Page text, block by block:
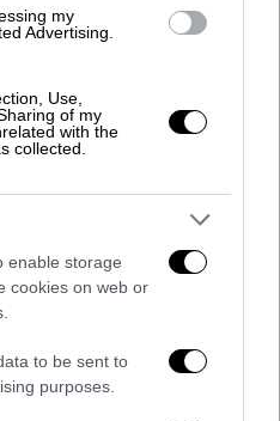
my
Advertising.
Use,
of my
with the
collected.
enable storage
cookies on web or
to be sent to
purposes.
- Αγωνία για δύο
ελικοπτέρου
του
συνεχίζονται οι
του